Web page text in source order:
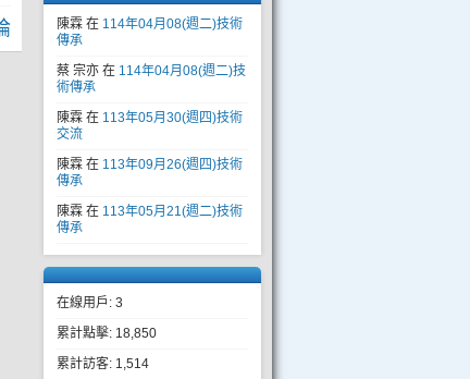
陳霖 在 114年04月08(週二)技術
傳承
蔡 宗亦 在 114年04月08(週二)技
術傳承
陳霖 在 113年05月30(週四)技術
交流
陳霖 在 113年09月26(週四)技術
傳承
陳霖 在 113年05月21(週二)技術
傳承
在線用戶: 3
累計點擊: 18,850
累計訪客: 1,514